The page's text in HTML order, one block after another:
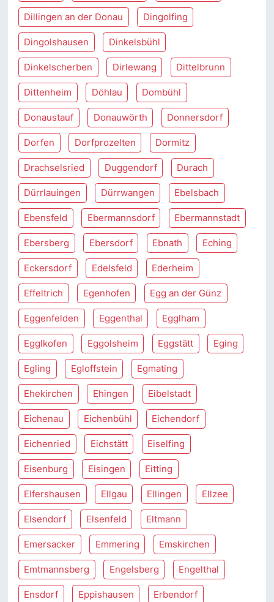
Dillingen an der Donau Dingolfing
Dingolshausen Dinkelsbühl
Dinkelscherben Dirlewang Dittelbrunn
Dittenheim Döhlau Dombühl
Donaustauf Donauwörth Donnersdorf
Dorfen Dorfprozelten Dormitz
Drachselsried Duggendorf Durach
Dürrlauingen Dürrwangen Ebelsbach
Ebensfeld Ebermannsdorf Ebermannstadt
Ebersberg Ebersdorf Ebnath Eching
Eckersdorf Edelsfeld Ederheim
Effeltrich Egenhofen Egg an der Günz
Eggenfelden Eggenthal Egglham
Egglkofen Eggolsheim Eggstätt Eging
Egling Egloffstein Egmating
Ehekirchen Ehingen Eibelstadt
Eichenau Eichenbühl Eichendorf
Eichenried Eichstätt Eiselfing
Eisenburg Eisingen Eitting
Elfershausen Ellgau Ellingen Ellzee
Elsendorf Elsenfeld Eltmann
Emersacker Emmering Emskirchen
Emtmannsberg Engelsberg Engelthal
Ensdorf Eppishausen Erbendorf